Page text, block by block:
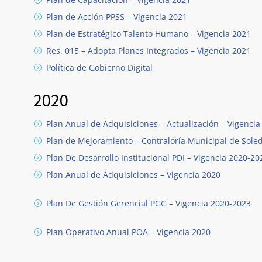
Plan de Acción PPSS – Vigencia 2021
Plan de Estratégico Talento Humano – Vigencia 2021
Res. 015 – Adopta Planes Integrados – Vigencia 2021
Política de Gobierno Digital
2020
Plan Anual de Adquisiciones – Actualización – Vigencia
Plan de Mejoramiento – Contraloría Municipal de
Plan De Desarrollo Institucional PDI – Vigencia 2020-
Plan Anual de Adquisiciones – Vigencia 2020
Plan De Gestión Gerencial PGG – Vigencia 2020-2023
Plan Operativo Anual POA – Vigencia 2020